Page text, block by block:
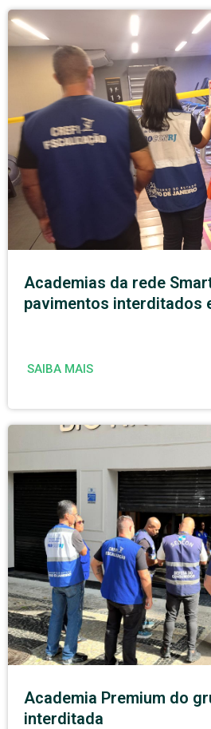
Academias da rede
pavimentos interditados
SAIBA MAIS
Academia Premium do
interditada